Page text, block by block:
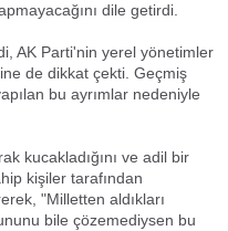
dile getirdi.
AK Parti'nin yerel yönetimler
de dikkat çekti. Geçmiş
bu ayrımlar nedeniyle
kucakladığını ve adil bir
kişiler tarafından
"Milletten aldıkları
bile çözemediysen bu